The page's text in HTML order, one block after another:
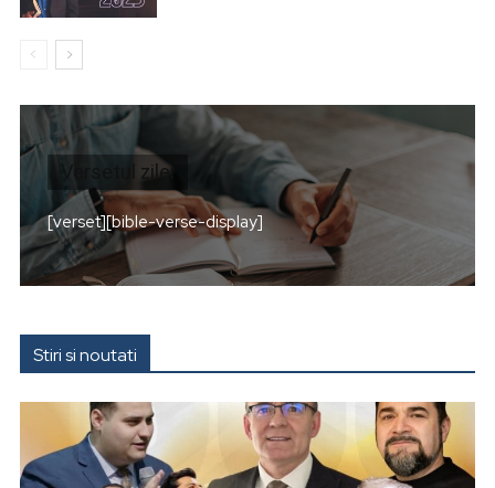
Versetul zilei
[verset][bible-verse-display]
Stiri si noutati